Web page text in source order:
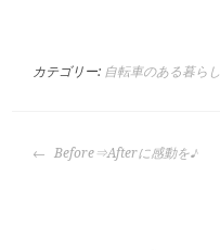
カテゴリー: 自転車のある暮らし
投Before⇒Afterに感動を♪